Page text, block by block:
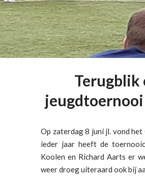
Terugblik
jeugdtoernooi
Op zaterdag 8 juni jl. vond
ieder jaar heeft de
Koolen en Richard Aarts er
weer droeg uiteraard ook bij